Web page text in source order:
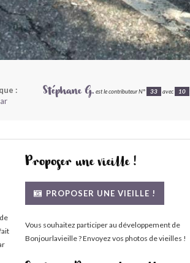
:
Stéphane G. est le contributeur N° 33 avec 10
Proposer une vieille !
PROPOSER UNE VIEILLE !
Vous souhaitez participer au développement de
Bonjourlavieille ? Envoyez vos photos de vieilles !